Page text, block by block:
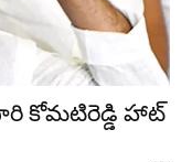
కోమటిరెడ్డి హాట్